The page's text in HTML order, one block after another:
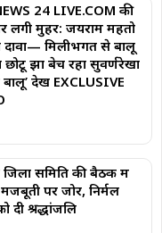
24 LIVE.COM की
लगी मुहर: जयराम महतो
दावा— मिलीभगत से बालू
छोटू झा बेच रहा सुवर्णरेखा
बालू’ देखें EXCLUSIVE
जिला समिति की बैठक में
पर जोर, निर्मल
दी श्रद्धांजलि